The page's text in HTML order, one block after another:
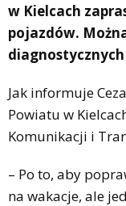
w Kielcach
pojazdów.
Jak informuje
Powiatu w
Komunikacji i
– Po to, aby
na wakacje, ale